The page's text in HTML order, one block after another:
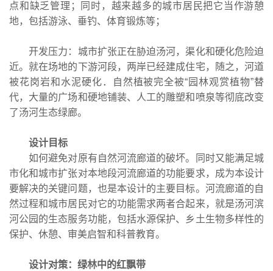
点和缺乏管理；同时，越来越多的城市居民把它当作游憩
地，包括游泳、垂钓、体育锻炼等；
开发压力：城市扩张正在胁迫汤河，渠化和硬化危险迫
近。就在场地的下游河段，两岸已经建成住宅，随之，河道
被花岗岩和水泥硬化．自然植被完全被“园林观赏植物”替
代，大量的广场和硬地铺装、人工的雕塑和喷泉等彻底改变
了汤河生态绿廊。
设计目标
如何避免对原有自然河流廊道的破坏。同时又能满足城
市化和城市扩张对本地段河流廊道的功能要求，成为本设计
要解决的关键问题，也是本设计的主要目标。河流廊道的自
然过程和城市居民对它的功能需求两者合起来，就是汤河滨
河公园的生态服务功能，包括水源保护、乡土生物多样性的
保护、休憩、审美启智和科普教育。
设计对策：绿林中的红飘带